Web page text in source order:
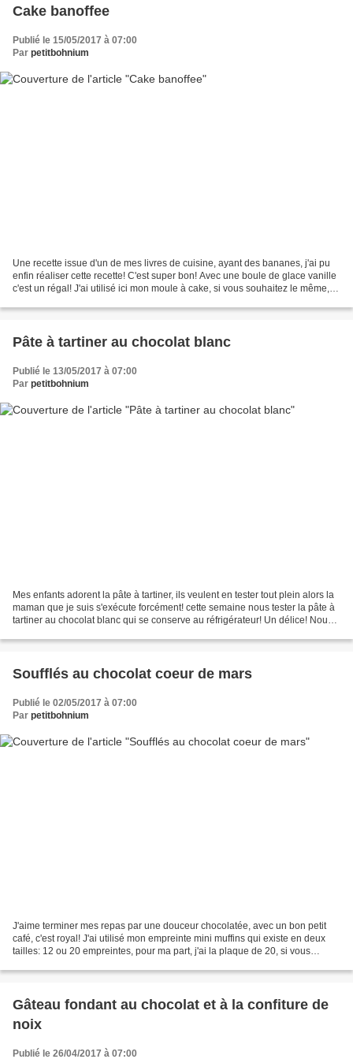
Cake banoffee
Publié le 15/05/2017 à 07:00
Par petitbohnium
Une recette issue d'un de mes livres de cuisine, ayant des bananes, j'ai pu
enfin réaliser cette recette! C'est super bon! Avec une boule de glace vanille
c'est un régal! J'ai utilisé ici mon moule à cake, si vous souhaitez le même,
Pâte à tartiner au chocolat blanc
Publié le 13/05/2017 à 07:00
Par petitbohnium
Mes enfants adorent la pâte à tartiner, ils veulent en tester tout plein alors la
maman que je suis s'exécute forcément! cette semaine nous tester la pâte à
tartiner au chocolat blanc qui se conserve au réfrigérateur! Un délice! Nous
Soufflés au chocolat coeur de mars
Publié le 02/05/2017 à 07:00
Par petitbohnium
J'aime terminer mes repas par une douceur chocolatée, avec un bon petit
café, c'est royal! J'ai utilisé mon empreinte mini muffins qui existe en deux
tailles: 12 ou 20 empreintes, pour ma part, j'ai la plaque de 20, si vous
Gâteau fondant au chocolat et à la confiture de
noix
Publié le 26/04/2017 à 07:00